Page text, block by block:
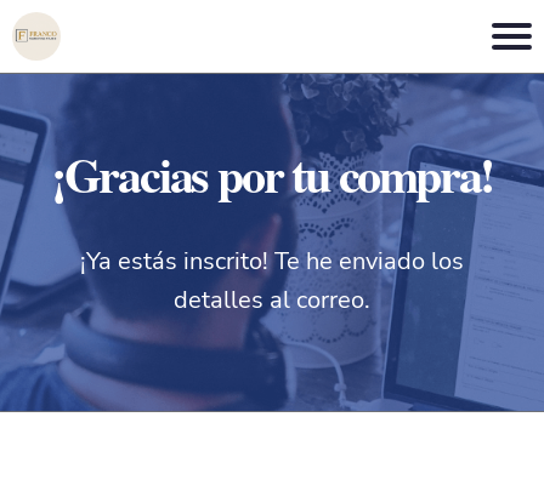
¡Gracias por tu compra!
¡Ya estás inscrito! Te he enviado los
detalles al correo.